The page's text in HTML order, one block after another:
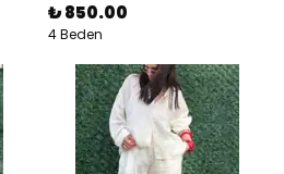
₺ 850.00
4 Beden